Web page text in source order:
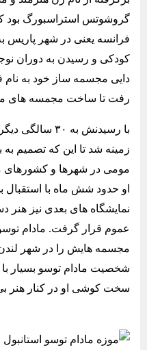
فرانسه یعنی در شهر پاریس
کودکی و رسیدن به دوران
دایی مجسمه ساز خود به
رفت تا ساخت مجمسه های
با رسیدنش به
زمینه شد تا این که تصمیم
مومی در شهرها و کشورهای
او حدود شش ماه با
نمایشگاه های بعدی نیز هنر
عموم قرار گرفت. مادام توسو
مجسمه هایش را در شهر
شخصیت مادام توسو بسیار
سخت کوشی او در کنار هنر